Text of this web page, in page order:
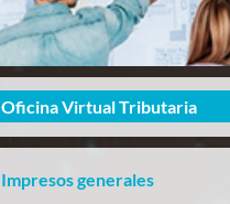
Oficina Virtual Tributaria
Impresos generales